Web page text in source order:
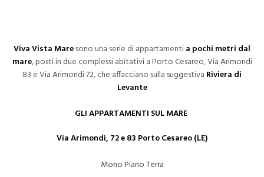
Viva Vista Maresono una serie di appartamentia pochi metri dal
mare, posti in due complessi abitativi a Porto Cesareo, Via Arimondi
83 e Via Arimondi 72, che affacciano sulla suggestiva Riviera di
Levante
GLI APPARTAMENTI SUL MARE
Via Arimondi, 72 e 83 Porto Cesareo (LE)
Mono Piano Terra